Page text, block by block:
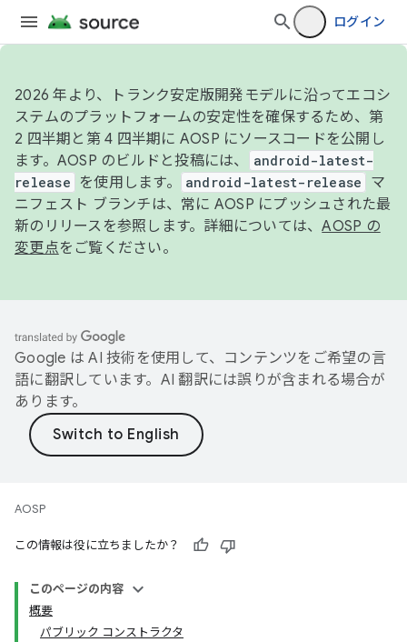
ログイン
2026 年より、トランク安定版開発モデルに沿ってエコシ
ステムのプラットフォームの安定性を確保するため、第
2 四半期と第 4 四半期に AOSP にソースコードを公開し
ます。AOSP のビルドと投稿には、
android-latest-
release
を使用します。 android-latest-release
マ
ニフェスト ブランチは、常に AOSP にプッシュされた最
新のリリースを参照します。詳細については、AOSP の
変更点をご覧ください。
Google は AI 技術を使用して、コンテンツをご希望の言
語に翻訳しています。AI 翻訳には誤りが含まれる場合が
あります。
AOSP
この情報は役に立ちましたか？
このページの内容
概要
パブリック コンストラクタ